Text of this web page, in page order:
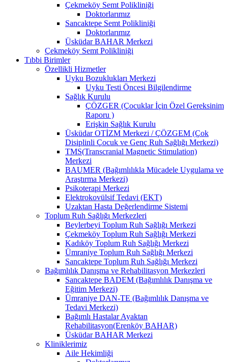
Çekmeköy Semt Polikliniği
Doktorlarımız
Sancaktepe Semt Polikliniği
Doktorlarımız
Üsküdar BAHAR Merkezi
Çekmeköy Semt Polikliniği
Tıbbi Birimler
Özellikli Hizmetler
Uyku Bozuklukları Merkezi
Uyku Testi Öncesi Bilgilendirme
Sağlık Kurulu
ÇÖZGER (Çocuklar İçin Özel Gereksinim
Raporu )
Erişkin Sağlık Kurulu
Üsküdar OTİZM Merkezi / ÇÖZGEM (Çok
Disiplinli Çocuk ve Genç Ruh Sağlığı Merkezi)
TMS(Transcranial Magnetic Stimulation)
Merkezi
BAUMER (Bağımlılıkla Mücadele Uygulama ve
Araştırma Merkezi)
Psikoterapi Merkezi
Elektrokovülsif Tedavi (EKT)
Uzaktan Hasta Değerlendirme Sistemi
Toplum Ruh Sağlığı Merkezleri
Beylerbeyi Toplum Ruh Sağlığı Merkezi
Çekmeköy Toplum Ruh Sağlığı Merkezi
Kadıköy Toplum Ruh Sağlığı Merkezi
Ümraniye Toplum Ruh Sağlığı Merkezi
Sancaktepe Toplum Ruh Sağlığı Merkezi
Bağımlılık Danışma ve Rehabilitasyon Merkezleri
Sancaktepe BADEM (Bağımlılık Danışma ve
Eğitim Merkezi)
Ümraniye DAN-TE (Bağımlılık Danışma ve
Tedavi Merkezi)
Bağımlı Hastalar Ayaktan
Rehabilitasyon(Erenköy BAHAR)
Üsküdar BAHAR Merkezi
Kliniklerimiz
Aile Hekimliği